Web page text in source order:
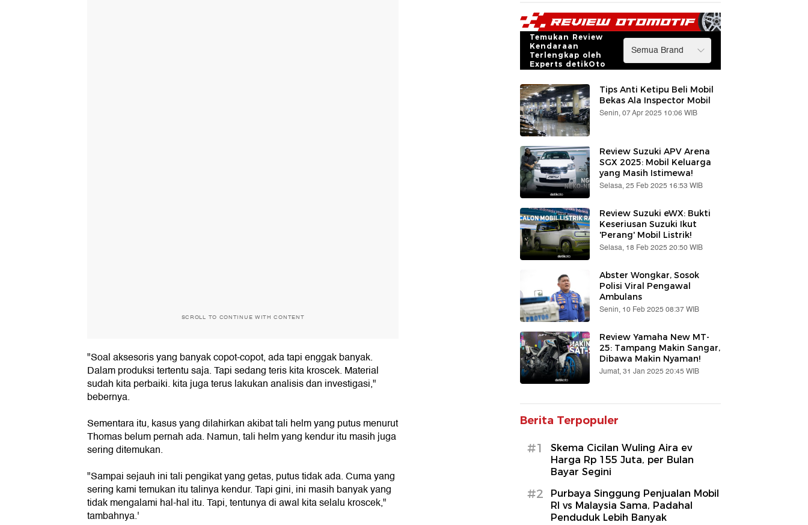
SCROLL TO CONTINUE WITH CONTENT
"Soal aksesoris yang banyak copot-copot, ada tapi enggak banyak.
Dalam produksi tertentu saja. Tapi sedang teris kita kroscek. Material
sudah kita perbaiki. kita juga terus lakukan analisis dan investigasi,"
bebernya.
Sementara itu, kasus yang dilahirkan akibat tali helm yang putus menurut
Thomas belum pernah ada. Namun, tali helm yang kendur itu masih juga
sering ditemukan.
"Sampai sejauh ini tali pengikat yang getas, putus tidak ada. Cuma yang
sering kami temukan itu talinya kendur. Tapi gini, ini masih banyak yang
tidak mengalami hal-hal itu. Tapi, tentunya di awal kita selalu kroscek,"
tambahnya.'
Temukan Review
Kendaraan
Terlengkap oleh
Experts detikOto
Tips Anti Ketipu Beli Mobil
Bekas Ala Inspector Mobil
Senin, 07 Apr 2025 10:06 WIB
Review Suzuki APV Arena
SGX 2025: Mobil Keluarga
yang Masih Istimewa!
Selasa, 25 Feb 2025 16:53 WIB
Review Suzuki eWX: Bukti
Keseriusan Suzuki Ikut
'Perang' Mobil Listrik!
Selasa, 18 Feb 2025 20:50 WIB
Abster Wongkar, Sosok
Polisi Viral Pengawal
Ambulans
Senin, 10 Feb 2025 08:37 WIB
Review Yamaha New MT-
25: Tampang Makin Sangar,
Dibawa Makin Nyaman!
Jumat, 31 Jan 2025 20:45 WIB
Berita Terpopuler
#1
Skema Cicilan Wuling Aira ev
Harga Rp 155 Juta, per Bulan
Bayar Segini
#2
Purbaya Singgung Penjualan Mobil
RI vs Malaysia Sama, Padahal
Penduduk Lebih Banyak